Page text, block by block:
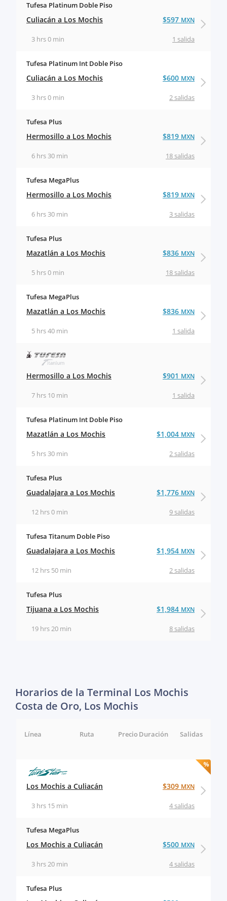
Tufesa Platinum Doble Piso
Culiacán a Los Mochis
1 salida
3 hrs 0 min
$597 MXN
Tufesa Platinum Int Doble Piso
Culiacán a Los Mochis
2 salidas
3 hrs 0 min
$600 MXN
Tufesa Plus
Hermosillo a Los Mochis
18 salidas
6 hrs 30 min
$819 MXN
Tufesa MegaPlus
Hermosillo a Los Mochis
3 salidas
6 hrs 30 min
$819 MXN
Tufesa Plus
Mazatlán a Los Mochis
18 salidas
5 hrs 0 min
$836 MXN
Tufesa MegaPlus
Mazatlán a Los Mochis
1 salida
5 hrs 40 min
$836 MXN
Hermosillo a Los Mochis
1 salida
7 hrs 10 min
$901 MXN
Tufesa Platinum Int Doble Piso
Mazatlán a Los Mochis
2 salidas
5 hrs 30 min
$1,004 MXN
Tufesa Plus
Guadalajara a Los Mochis
9 salidas
12 hrs 0 min
$1,776 MXN
Tufesa Titanum Doble Piso
Guadalajara a Los Mochis
2 salidas
12 hrs 50 min
$1,954 MXN
Tufesa Plus
Tijuana a Los Mochis
8 salidas
19 hrs 20 min
$1,984 MXN
Horarios de la Terminal Los Mochis
Costa de Oro, Los Mochis
Línea Ruta Salidas
Duración
Precio
Los Mochis a Culiacán
4 salidas
3 hrs 15 min
$309 MXN
Tufesa MegaPlus
Los Mochis a Culiacán
4 salidas
3 hrs 20 min
$500 MXN
Tufesa Plus